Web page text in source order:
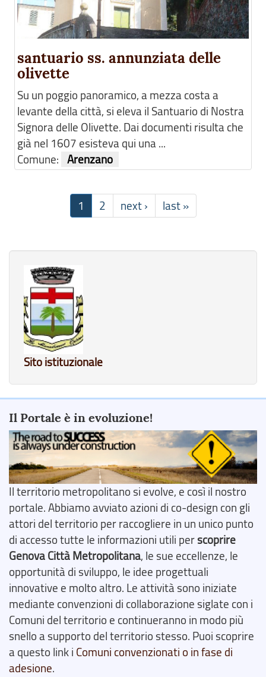
santuario ss. annunziata delle
olivette
Su un poggio panoramico, a mezza costa a
levante della città, si eleva il Santuario di Nostra
Signora delle Olivette. Dai documenti risulta che
già nel 1607 esisteva qui una ...
Comune: Arenzano
1 2 next › last »
Sito istituzionale
Il Portale è in evoluzione!
Il territorio metropolitano si evolve, e così il nostro
portale. Abbiamo avviato azioni di co-design con gli
attori del territorio per raccogliere in un unico punto
di accesso tutte le informazioni utili perscoprire
Genova Città Metropolitana, le sue eccellenze, le
opportunità di sviluppo, le idee progettuali
innovative e molto altro. Le attività sono iniziate
mediante convenzioni di collaborazione siglate con i
Comuni del territorio e continueranno in modo più
snello a supporto del territorio stesso. Puoi scoprire
a questo link i Comuni convenzionati o in fase di
adesione.